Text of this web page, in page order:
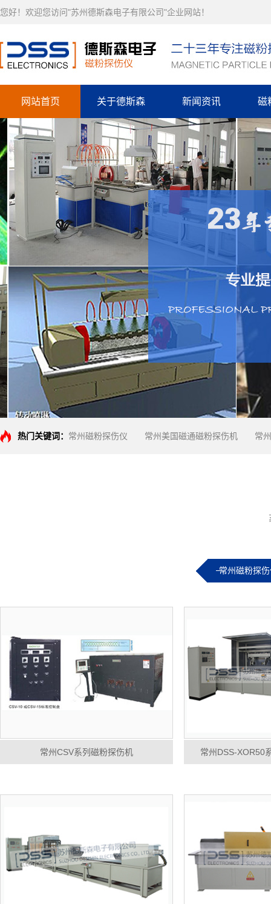
您好！欢迎您访问"苏州德斯森电子有限公司"企业网站！
网站首页 关于德斯森 新闻资讯 磁
热门关键词： 常州磁粉探伤仪 常州美国磁通磁粉探伤机 常
常州磁粉探
常州CSV系列磁粉探伤机 常州DSS-XOR50